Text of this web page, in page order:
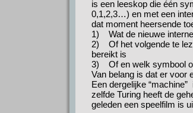
is een leeskop die één
0,1,2,3…) en met een
dat moment heersende
1) Wat de nieuwe
2) Of het volgende te
bereikt is
3) Of en welk symbool
Van belang is dat er voor
Een dergelijke
zelfde Turing heeft de
geleden een speelfilm is